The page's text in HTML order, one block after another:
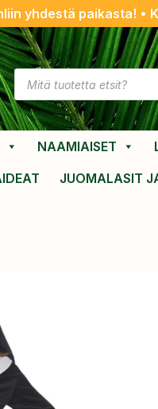
yhdestä paikasta! •
NAAMIAISET
JUOMALASIT